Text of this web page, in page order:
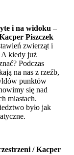
i na widoku –
Piszczek
zwierząt i
A kiedy już
Podczas
na nas z rzeźb,
punktów
się nad
miastach.
było jak
/ Kacper